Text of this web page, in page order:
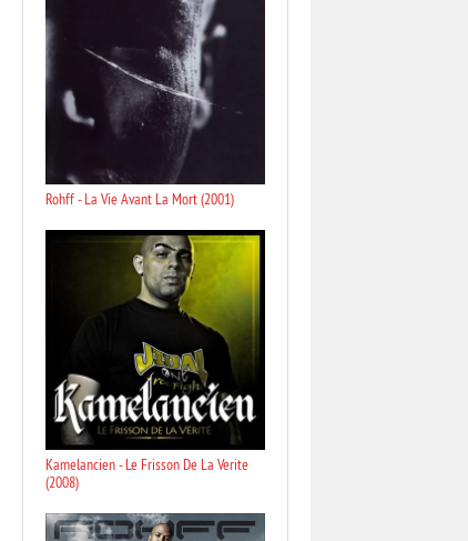
Rohff - La Vie Avant La Mort (2001)
Kamelancien - Le Frisson De La Verite
(2008)